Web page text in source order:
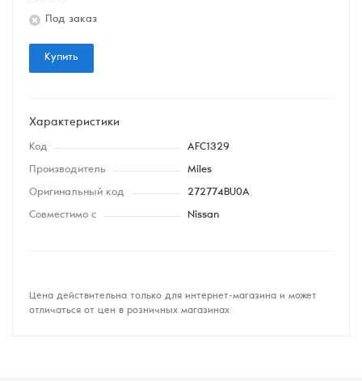
Под заказ
Купить
Характеристики
Код AFC1329
Производитель Miles
Оригинальный код 272774BU0A
Совместимо с Nissan
Цена действительна только для интернет-магазина и может
отличаться от цен в розничных магазинах